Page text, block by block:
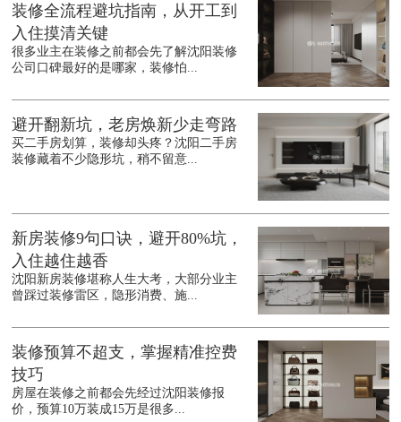
装修全流程避坑指南，从开工到
入住摸清关键
很多业主在装修之前都会先了解沈阳装修
公司口碑最好的是哪家，装修怕...
避开翻新坑，老房焕新少走弯路
买二手房划算，装修却头疼？沈阳二手房
装修藏着不少隐形坑，稍不留意...
新房装修9句口诀，避开80%坑，
入住越住越香
沈阳新房装修堪称人生大考，大部分业主
曾踩过装修雷区，隐形消费、施...
装修预算不超支，掌握精准控费
技巧
房屋在装修之前都会先经过沈阳装修报
价，预算10万装成15万是很多...